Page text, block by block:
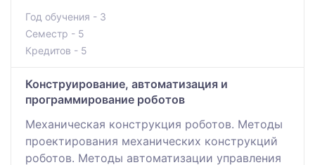
Год обучения - 3
Семестр - 5
Кредитов - 5
Конструирование, автоматизация и
программирование роботов
Механическая конструкция роботов. Методы
проектирования механических конструкций
роботов. Методы автоматизации управления